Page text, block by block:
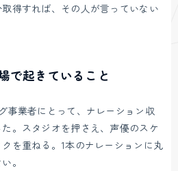
得すれば、その人が言っていない
で起きていること
事業者にとって、ナレーション収
。スタジオを押さえ、声優のスケ
を重ねる。1本のナレーションに丸
。